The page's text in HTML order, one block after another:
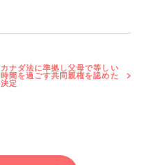
カナダ法に準拠し父母で等しい
時間を過ごす共同親権を認めた
決定